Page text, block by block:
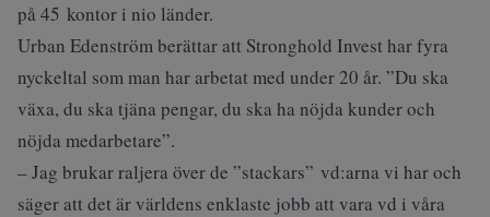
på 45 kontor i nio länder.
Urban Edenström berättar att Stronghold Invest har fyra
nyckeltal som man har arbetat med under 20 år. ”Du ska
växa, du ska tjäna pengar, du ska ha nöjda kunder och
nöjda medarbetare”.
– Jag brukar raljera över de ”stackars” vd:arna vi har och
säger att det är världens enklaste jobb att vara vd i våra